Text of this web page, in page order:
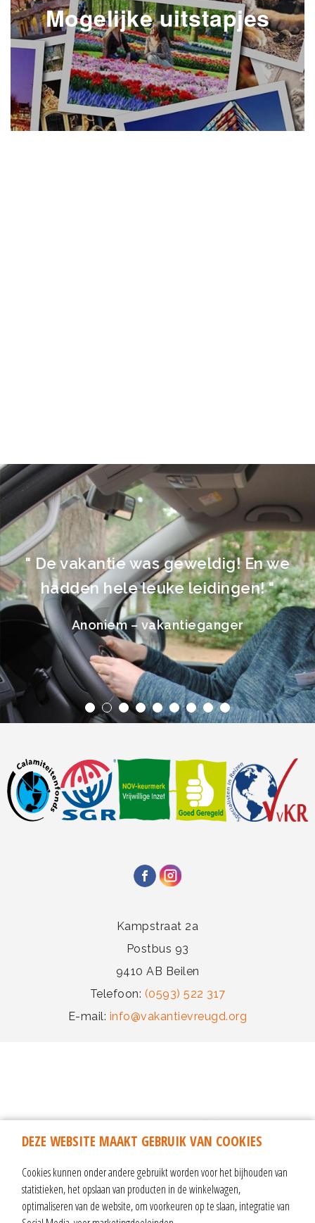
Mogelijke uitstapjes
" De vakantie was geweldig! En we
hadden hele leuke leidingen! "
Anoniem – vakantieganger
Kampstraat 2a
Postbus 93
9410 AB Beilen
Telefoon: (0593) 522 317
E-mail: info@vakantievreugd.org
DEZE WEBSITE MAAKT GEBRUIK VAN COOKIES
Cookies kunnen onder andere gebruikt worden voor het bijhouden van
statistieken, het opslaan van producten in de winkelwagen,
optimaliseren van de website, om voorkeuren op te slaan, integratie van